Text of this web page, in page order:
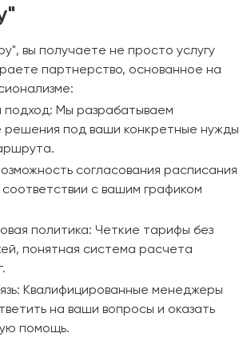
вы получаете не просто услугу
партнерство, основанное на
подход: Мы разрабатываем
решения под ваши конкретные нужды
согласования расписания
с вашим графиком
политика: Четкие тарифы без
понятная система расчета
Квалифицированные менеджеры
на ваши вопросы и оказать
помощь.